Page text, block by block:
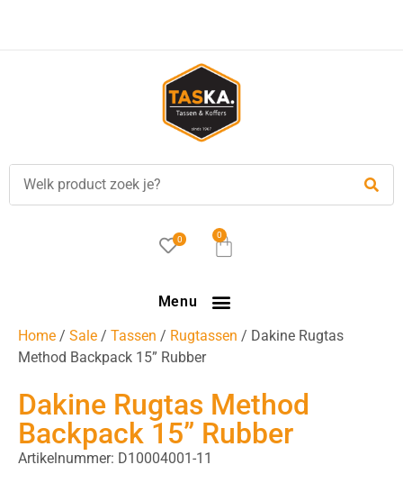
besteld, is vandaag verzonden!
0 0
Menu
Home / Sale / Tassen / Rugtassen / Dakine Rugtas
Method Backpack 15” Rubber
Dakine Rugtas Method
Backpack 15” Rubber
Artikelnummer: D10004001-11